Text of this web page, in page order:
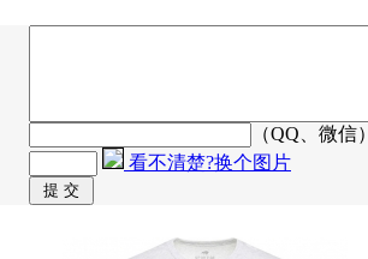
（QQ、微信）
看不清楚?换个图片